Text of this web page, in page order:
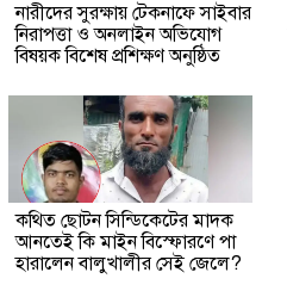
নারীদের সুরক্ষায় টেকনাফে সাইবার
নিরাপত্তা ও অনলাইন অভিযোগ
বিষয়ক বিশেষ প্রশিক্ষণ অনুষ্ঠিত
কথিত ছোটন সিন্ডিকেটের মাদক
আনতেই কি মাইন বিস্ফোরণে পা
হারালেন বালুখালীর সেই জেলে?